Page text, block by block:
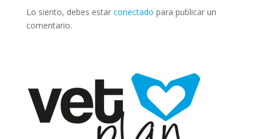
Lo siento, debes estar conectado para publicar un
comentario.